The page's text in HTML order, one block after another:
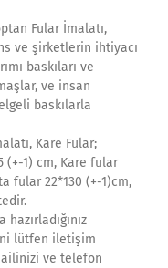
Fular İmalatı,
ve şirketlerin ihtiyacı
baskıları ve
ve insan
baskılarla
Kare Fular;
(+-1) cm, Kare fular
fular 22*130 (+-1)cm,
lütfen iletişim
ve telefon